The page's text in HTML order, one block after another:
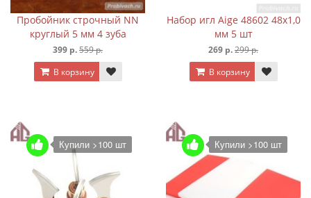
Пробойник строчный NN
круглый 5 мм 4 зуба
399 р.559 р.
В корзину
Набор игл Aige 48602 48х1,0
мм 5 шт
269 р.299 р.
В корзину
Купили >100 шт Купили >100 шт